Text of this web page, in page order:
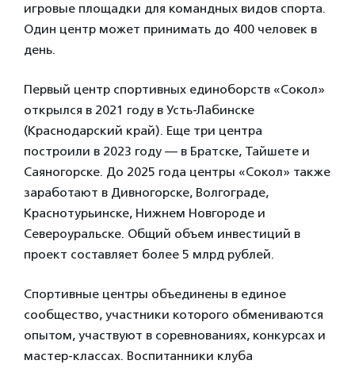
игровые площадки для командных видов спорта.
Один центр может принимать до 400 человек в
день.
Первый центр спортивных единоборств «Сокол»
открылся в 2021 году в Усть-Лабинске
(Краснодарский край). Еще три центра
построили в 2023 году — в Братске, Тайшете и
Саяногорске. До 2025 года центры «Сокол» также
заработают в Дивногорске, Волгограде,
Краснотурьинске, Нижнем Новгороде и
Североуральске. Общий объем инвестиций в
проект составляет более 5 млрд рублей.
Спортивные центры объединены в единое
сообщество, участники которого обмениваются
опытом, участвуют в соревнованиях, конкурсах и
мастер-классах. Воспитанники клуба